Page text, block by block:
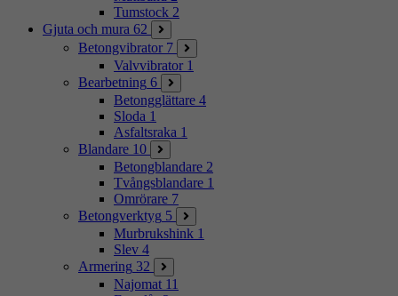
Tumstock 2
Gjuta och mura 62
Betongvibrator 7
Valvvibrator 1
Bearbetning 6
Betongglättare 4
Sloda 1
Asfaltsraka 1
Blandare 10
Betongblandare 2
Tvångsblandare 1
Omrörare 7
Betongverktyg 5
Murbrukshink 1
Slev 4
Armering 32
Najomat 11